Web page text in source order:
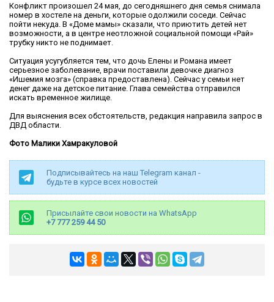
Конфликт произошел 24 мая, до сегодняшнего дня семья снимала
номер в хостеле на деньги, которые одолжили соседи. Сейчас
пойти некуда. В «Доме мамы» сказали, что приютить детей нет
возможности, а в центре неотложной социальной помощи «Рай»
трубку никто не поднимает.
Ситуация усугубляется тем, что дочь Елены и Романа имеет
серьезное заболевание, врачи поставили девочке диагноз
«Ишемия мозга» (справка предоставлена). Сейчас у семьи нет
денег даже на детское питание. Глава семейства отправился
искать временное жилище.
Для выяснения всех обстоятельств, редакция направила запрос в
ДВД области.
Фото Малики Хамракуловой
Подписывайтесь на наш Telegram канал -
будьте в курсе всех новостей
Присылайте свои новости на WhatsApp
+7 777 259 44 50